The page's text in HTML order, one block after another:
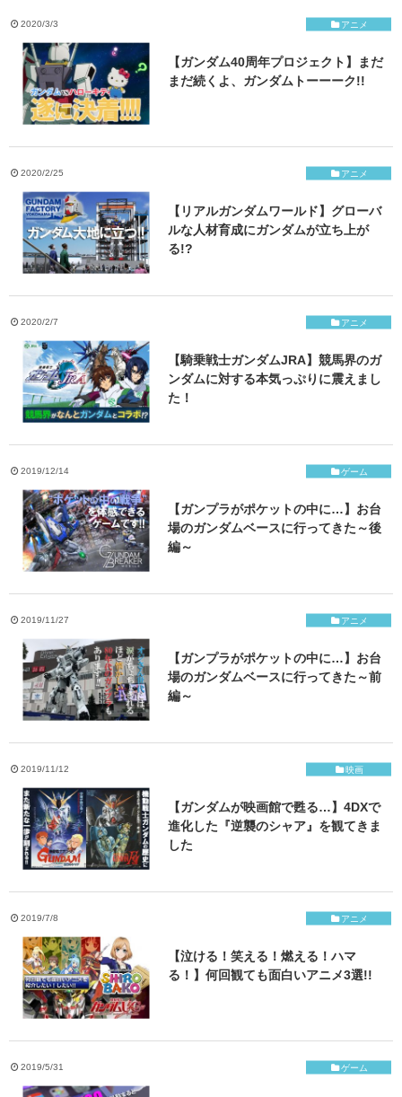
2020/3/3 アニメ
【ガンダム40周年プロジェクト】まだ
まだ続くよ、ガンダムトーーーク!!
2020/2/25 アニメ
【リアルガンダムワールド】グローバ
ルな人材育成にガンダムが立ち上が
る!?
2020/2/7 アニメ
【騎乗戦士ガンダムJRA】競馬界のガ
ンダムに対する本気っぷりに震えまし
た！
2019/12/14 ゲーム
【ガンプラがポケットの中に…】お台
場のガンダムベースに行ってきた～後
編～
2019/11/27 アニメ
【ガンプラがポケットの中に…】お台
場のガンダムベースに行ってきた～前
編～
2019/11/12 映画
【ガンダムが映画館で甦る…】4DXで
進化した『逆襲のシャア』を観てきま
した
2019/7/8 アニメ
【泣ける！笑える！燃える！ハマ
る！】何回観ても面白いアニメ3選!!
2019/5/31 ゲーム